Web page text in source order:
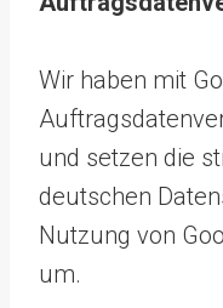
Wir haben mit
und setzen die
deutschen
Nutzung von
um.